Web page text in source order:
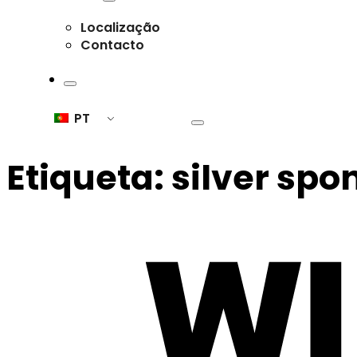
Localização
Contacto
PT
Etiqueta: silver